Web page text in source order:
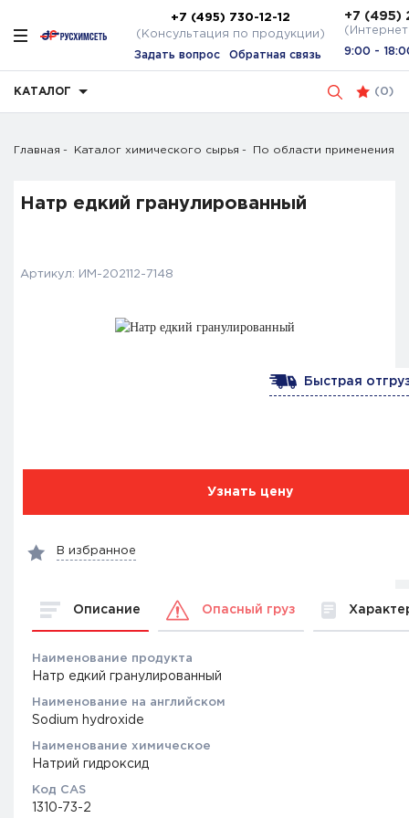
+7 (495) 730-12-12
(Консультация по продукции)
Задать вопрос Обратная связь
+7 (495)
9:00 -
КАТАЛОГ (0)
Главная Каталог химического сырья По области применения
Натр едкий гранулированный
Артикул: ИМ-202112-7148
Быстрая
Узнать цену
В избранное
Описание Опасный груз
Наименование продукта
Натр едкий гранулированный
Наименование на английском
Sodium hydroxide
Наименование химическое
Натрий гидроксид
Код CAS
1310-73-2